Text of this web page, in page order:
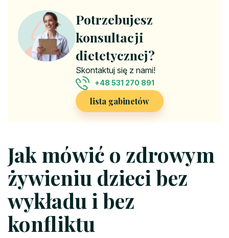
Potrzebujesz
konsultacji
dietetycznej?
Skontaktuj się z nami!
+48 531 270 891
lista gabinetów
Jak mówić o zdrowym
żywieniu dzieci bez
wykładu i bez
konfliktu